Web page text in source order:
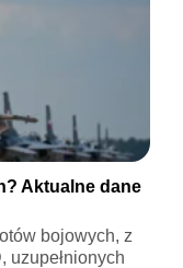
Aktualne dane
bojowych, z
uzupełnionych